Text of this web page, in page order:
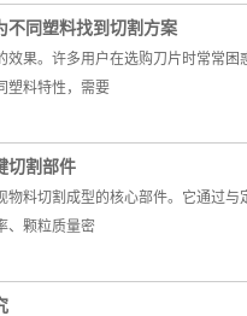
不同塑料找到切割方案
果。许多用户在选购刀片时常常
塑料特性，需要
切割部件
料切割成型的核心部件。它通过
、颗粒质量密